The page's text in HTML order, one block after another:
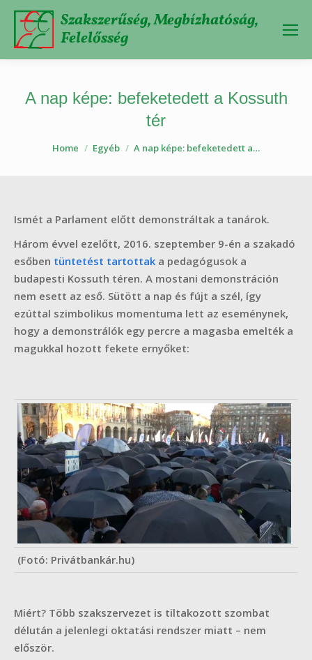
Szakszerűség, Megbízhatóság,
Felelősség
A nap képe: befeketedett a Kossuth
tér
You are here:
Home Egyéb A nap képe: befeketedett a…
Ismét a Parlament előtt demonstráltak a tanárok.
Három évvel ezelőtt, 2016. szeptember 9-én a szakadó
esőben tüntetést tartottak a pedagógusok a
budapesti Kossuth téren. A mostani demonstráción
nem esett az eső. Sütött a nap és fújt a szél, így
ezúttal szimbolikus momentuma lett az eseménynek,
hogy a demonstrálók egy percre a magasba emelték a
magukkal hozott fekete ernyőket:
(Fotó: Privátbankár.hu)
Miért? Több szakszervezet is tiltakozott szombat
délután a jelenlegi oktatási rendszer miatt – nem
először.